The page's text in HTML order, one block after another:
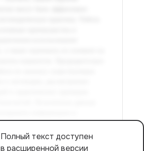
Полный текст доступен
в расширенной версии